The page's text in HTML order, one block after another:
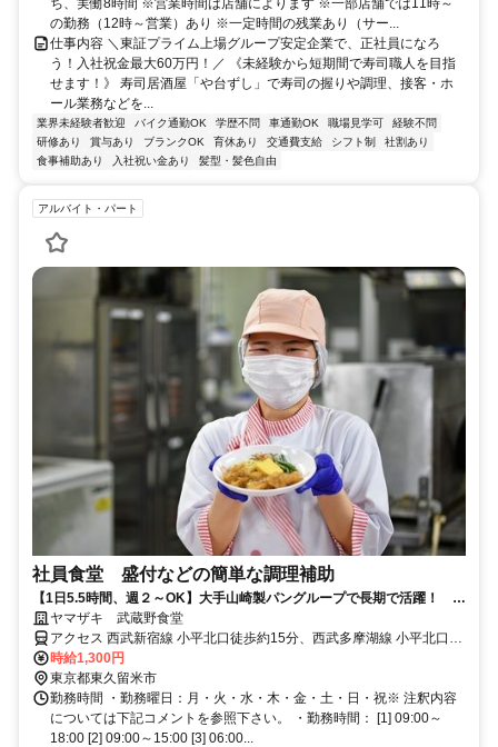
の勤務（12時～営業）あり ※一定時間の残業あり（サー...
仕事内容 ＼東証プライム上場グループ安定企業で、正社員になろ
う！入社祝金最大60万円！／ 《未経験から短期間で寿司職人を目指
せます！》 寿司居酒屋「や台ずし」で寿司の握りや調理、接客・ホ
ール業務などを...
業界未経験者歓迎 バイク通勤OK 学歴不問 車通勤OK 職場見学可
経験不問
研修あり
賞与あり ブランクOK 育休あり 交通費支給 シフト制
社割あり
食事補助あり
入社祝い金あり 髪型・髪色自由
アルバイト・パート
社員食堂 盛付などの簡単な調理補助
【1日5.5時間、週２～OK】大手山崎製パングループで長期で活躍！ 社
保加入もOK！
ヤマザキ 武蔵野食堂
アクセス 西武新宿線 小平北口徒歩約15分、西武多摩湖線 小平北口徒
歩約15分、西武拝島線 小平北口徒歩約15分
時給1,300円
東京都東久留米市
勤務時間 ・勤務曜日：月・火・水・木・金・土・日・祝※ 注釈内容
については下記コメントを参照下さい。 ・勤務時間： [1] 09:00～
18:00 [2] 09:00～15:00 [3] 06:00...